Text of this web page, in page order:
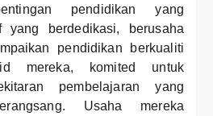
pendidikan yang
yang berdedikasi, berusaha
pendidikan berkualiti
mereka, komited untuk
pembelajaran yang
Usaha mereka